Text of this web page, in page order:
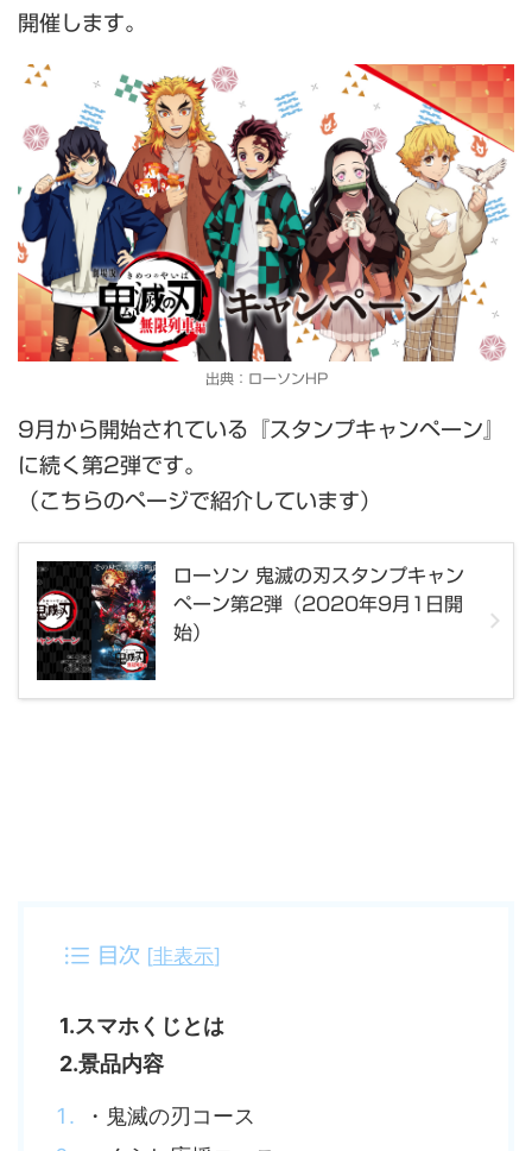
開催します。
出典：ローソンHP
9月から開始されている『スタンプキャンペーン』
に続く第2弾です。
（こちらのページで紹介しています）
ローソン 鬼滅の刃スタンプキャン
ペーン第2弾（2020年9月1日開
始）
目次 [非表示]
1.スマホくじとは
2.景品内容
・鬼滅の刃コース